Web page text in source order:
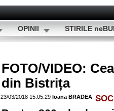
OPINII STIRILE
FOTO/VIDEO:
din Bistrița
23/03/2018 15:05:29 Ioana BRADEA